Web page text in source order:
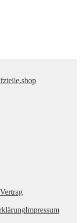
Vertrag
Impressum